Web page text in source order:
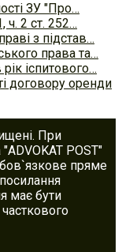
ЗУ "Про…
ч. 2 ст. 252…
з підстав…
права та…
іспитового…
договору оренди
При
POST"
пряме
має бути